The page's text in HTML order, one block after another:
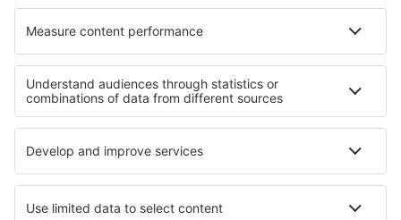
Unterkunft Plovdiv province
Unterkunft in Nationalpark Cozia Unterkunft in Attica
Unterkunft in Alta-Snowbird
Unterkunft in Manuel Antonio National Park
Unterkunft in Horehronie